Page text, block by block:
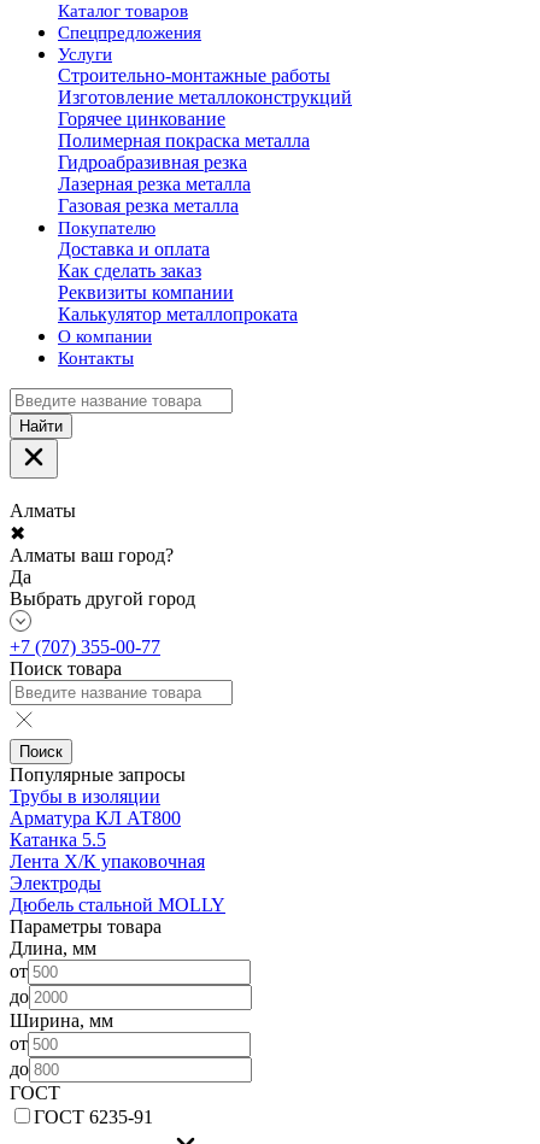
Каталог товаров
Спецпредложения
Услуги
Строительно-монтажные работы
Изготовление металлоконструкций
Горячее цинкование
Полимерная покраска металла
Гидроабразивная резка
Лазерная резка металла
Газовая резка металла
Покупателю
Доставка и оплата
Как сделать заказ
Реквизиты компании
Калькулятор металлопроката
О компании
Контакты
Найти
Алматы
✖
Алматы ваш город?
Да
Выбрать другой город
+7 (707) 355-00-77
Поиск товара
Поиск
Популярные запросы
Трубы в изоляции
Арматура КЛ АТ800
Катанка 5.5
Лента Х/К упаковочная
Электроды
Дюбель стальной MOLLY
Параметры товара
Длина, мм
от
до
Ширина, мм
от
до
ГОСТ
ГОСТ 6235-91